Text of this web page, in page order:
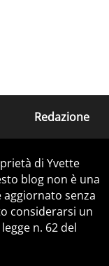
Redazione
di Yvette
blog non è una
senza
considerarsi un
n. 62 del